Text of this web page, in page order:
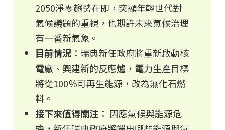
2050淨零趨勢在即，突顯年輕世代對
氣候議題的重視，也期許未來氣候治理
有一番新氣象。
目前情況：瑞典新任政府將重新啟動核
電廠、興建新的反應爐，電力生產目標
將從100％可再生能源，改為無化石燃
料。
接下來值得關注： 因應氣候與能源危